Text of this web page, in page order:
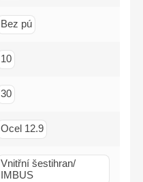
Bez pú
10
30
Ocel 12.9
Vnitřní šestihran/
IMBUS